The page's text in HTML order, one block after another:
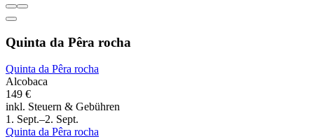
Quinta da Pêra rocha
Quinta da Pêra rocha
Alcobaca
149 €
inkl. Steuern & Gebühren
1. Sept.–2. Sept.
Quinta da Pêra rocha